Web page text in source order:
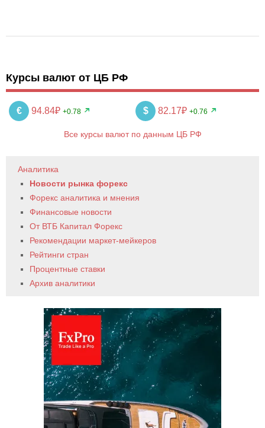
Курсы валют от ЦБ РФ
€ 94.84₽ +0.78 $ 82.17₽ +0.76
Все курсы валют по данным ЦБ РФ
Аналитика
Новости рынка форекс
Форекс аналитика и мнения
Финансовые новости
От ВТБ Капитал Форекс
Рекомендации маркет-мейкеров
Рейтинги стран
Процентные ставки
Архив аналитики